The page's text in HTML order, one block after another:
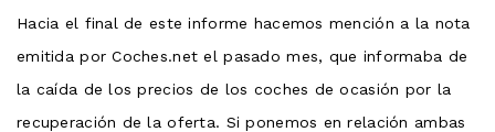
Hacia el final de este informe hacemos mención a la nota
emitida por Coches.net el pasado mes, que informaba de
la caída de los precios de los coches de ocasión por la
recuperación de la oferta. Si ponemos en relación ambas